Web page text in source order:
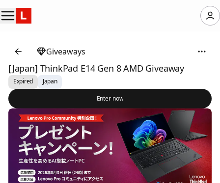
Giveaways
[Japan] ThinkPad E14 Gen 8 AMD Giveaway
Expired Japan
Enter now